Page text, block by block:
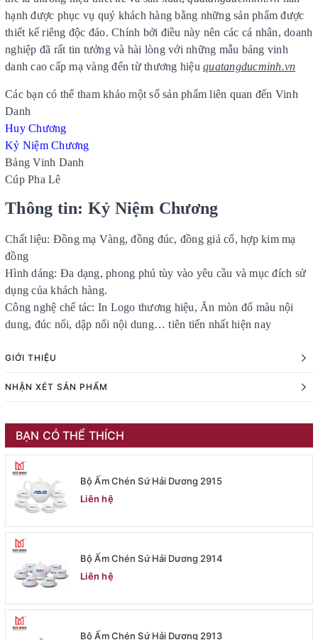
hạnh được phục vụ quý khách hàng bằng những sản phẩm được
thiết kế riêng độc đáo. Chính bởi điều này nên các cá nhân, doanh
nghiệp đã rất tin tưởng và hài lòng với những mẫu bảng vinh
danh cao cấp mạ vàng đến từ thương hiệu quatangducminh.vn
Các bạn có thể tham khảo một số sản phẩm liên quan đến Vinh
Danh
Huy Chương
Kỷ Niệm Chương
Bảng Vinh Danh
Cúp Pha Lê
Thông tin: Kỷ Niệm Chương
Chất liệu: Đồng mạ Vàng, đồng đúc, đồng giả cổ, hợp kim mạ
đồng
Hình dáng: Đa dạng, phong phú tùy vào yêu cầu và mục đích sử
dụng của khách hàng.
Công nghệ chế tác: In Logo thương hiệu, Ăn mòn đổ màu nội
dung, đúc nổi, dập nổi nội dung… tiên tiến nhất hiện nay
GIỚI THIỆU
NHẬN XÉT SẢN PHẨM
BẠN CÓ THỂ THÍCH
Bộ Ấm Chén Sứ Hải Dương 2915
Liên hệ
Bộ Ấm Chén Sứ Hải Dương 2914
Liên hệ
Bộ Ấm Chén Sứ Hải Dương 2913